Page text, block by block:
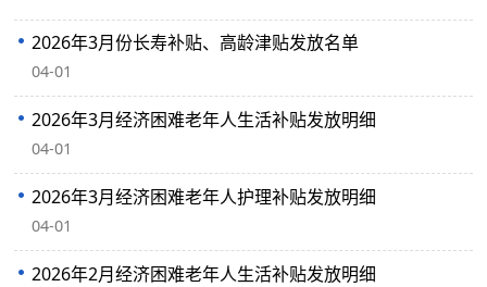
2026年3月份长寿补贴、高龄津贴发放名单
04-01
2026年3月经济困难老年人生活补贴发放明细
04-01
2026年3月经济困难老年人护理补贴发放明细‍
04-01
2026年2月经济困难老年人生活补贴发放明细